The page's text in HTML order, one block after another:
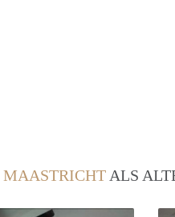
MAASTRICHT ALS